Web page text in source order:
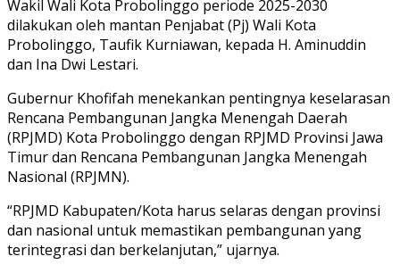
Wakil Wali Kota Probolinggo periode 2025-2030
dilakukan oleh mantan Penjabat (Pj) Wali Kota
Probolinggo, Taufik Kurniawan, kepada H. Aminuddin
dan Ina Dwi Lestari.
Gubernur Khofifah menekankan pentingnya keselarasan
Rencana Pembangunan Jangka Menengah Daerah
(RPJMD) Kota Probolinggo dengan RPJMD Provinsi Jawa
Timur dan Rencana Pembangunan Jangka Menengah
Nasional (RPJMN).
“RPJMD Kabupaten/Kota harus selaras dengan provinsi
dan nasional untuk memastikan pembangunan yang
terintegrasi dan berkelanjutan,” ujarnya.